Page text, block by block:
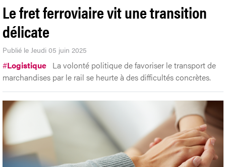
Le fret ferroviaire vit une transition
délicate
Publié le Jeudi 05 juin 2025
#Logistique La volonté politique de favoriser le transport de
marchandises par le rail se heurte à des difficultés concrètes.